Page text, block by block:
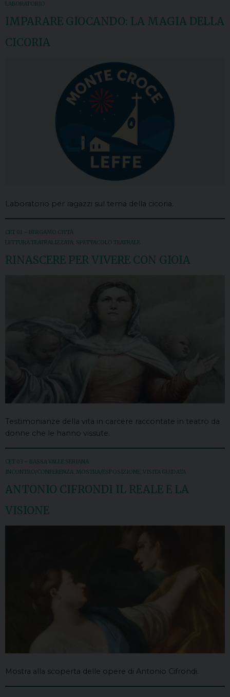
LABORATORIO
IMPARARE GIOCANDO: LA MAGIA DELLA
CICORIA
Laboratorio per ragazzi sul tema della cicoria.
CET 01 – BERGAMO CITTÀ
LETTURA TEATRALIZZATA SPETTACOLO TEATRALE
RINASCERE PER VIVERE CON GIOIA
Testimonianze della vita in carcere raccontate in teatro da
donne che le hanno vissute.
CET 03 – BASSA VALLE SERIANA
INCONTRO/CONFERENZA MOSTRA/ESPOSIZIONE VISITA GUIDATA
ANTONIO CIFRONDI IL REALE E LA
VISIONE
Mostra alla scoperta delle opere di Antonio Cifrondi.